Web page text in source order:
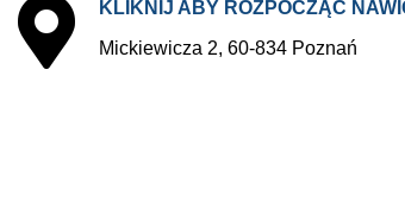
KLIKNIJ ABY ROZPOCZĄĆ
Mickiewicza 2, 60-834 Poznań